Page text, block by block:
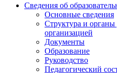
Сведения об
Основные сведения
Структура и органы
организацией
Документы
Образование
Руководство
Педагогический